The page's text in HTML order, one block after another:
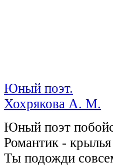
Юный поэт.
Хохрякова А. М.
Юный поэт
Романтик -
Ты подожди